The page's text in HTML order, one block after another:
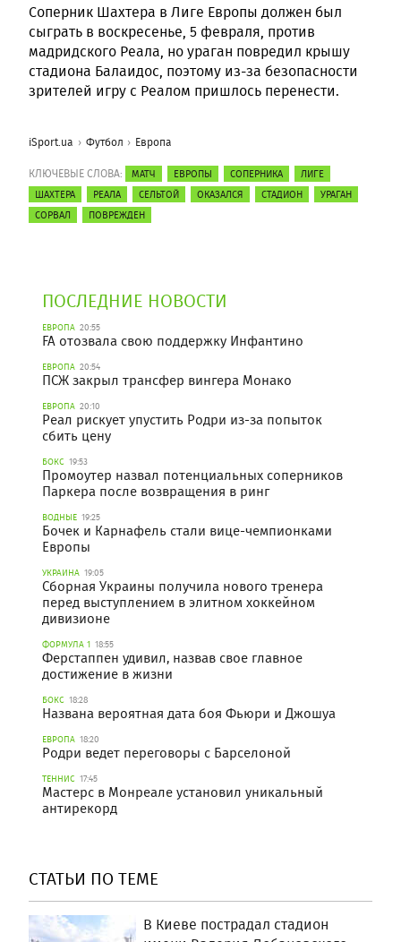
Соперник Шахтера в Лиге Европы должен был
сыграть в воскресенье, 5 февраля, против
мадридского Реала, но ураган повредил крышу
стадиона Балаидос, поэтому из-за безопасности
зрителей игру с Реалом пришлось перенести.
iSport.ua Футбол Европа
КЛЮЧЕВЫЕ СЛОВА: МАТЧ ЕВРОПЫ СОПЕРНИКА
ЛИГЕ
ШАХТЕРА
РЕАЛА СЕЛЬТОЙ ОКАЗАЛСЯ СТАДИОН
УРАГАН
СОРВАЛ
ПОВРЕЖДЕН
ПОСЛЕДНИЕ НОВОСТИ
ЕВРОПА 20:55
FA отозвала свою поддержку Инфантино
ЕВРОПА 20:54
ПСЖ закрыл трансфер вингера Монако
ЕВРОПА 20:10
Реал рискует упустить Родри из-за попыток
сбить цену
БОКС 19:53
Промоутер назвал потенциальных соперников
Паркера после возвращения в ринг
ВОДНЫЕ 19:25
Бочек и Карнафель стали вице-чемпионками
Европы
УКРАИНА 19:05
Сборная Украины получила нового тренера
перед выступлением в элитном хоккейном
дивизионе
ФОРМУЛА 1 18:55
Ферстаппен удивил, назвав свое главное
достижение в жизни
БОКС 18:28
Названа вероятная дата боя Фьюри и Джошуа
ЕВРОПА 18:20
Родри ведет переговоры с Барселоной
ТЕННИС 17:45
Мастерс в Монреале установил уникальный
антирекорд
СТАТЬИ ПО ТЕМЕ
В Киеве пострадал стадион